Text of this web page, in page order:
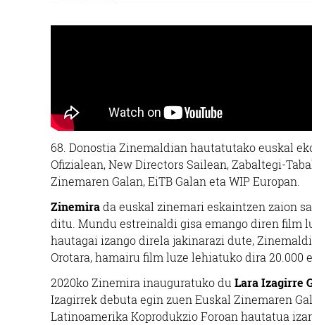
68. Donostia Zinemaldian hautatutako euskal
Ofizialean, New Directors Sailean, Zabaltegi-
Zinemaren Galan, EiTB Galan eta WIP Europan.
Zinemirada euskal zinemari eskaintzen zaion
ditu. Mundu estreinaldi gisa emango diren film
hautagai izango direla jakinarazi dute,
Orotara, hamairu film luze lehiatuko dira 20.000
2020ko Zinemira inauguratuko du Lara Izagirre
Izagirrek debuta egin zuen Euskal Zinemaren
Latinoamerika Koprodukzio Foroan hautatua